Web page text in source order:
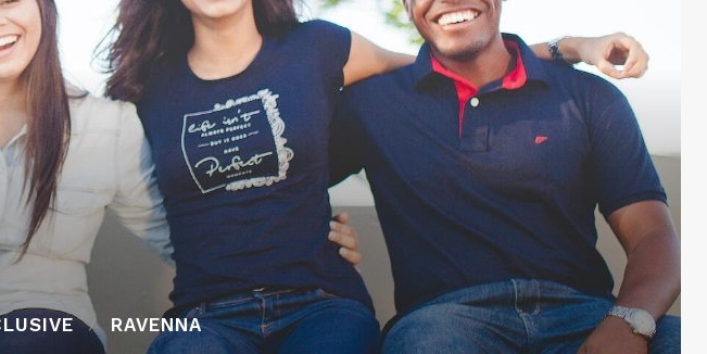
RAVENNA